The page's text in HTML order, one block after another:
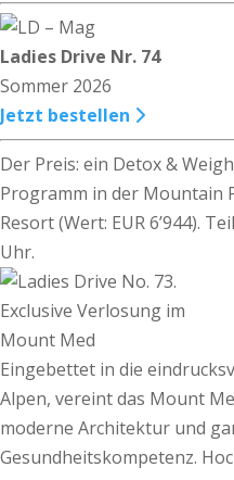
Ladies Drive Nr. 74
Sommer 2026
Jetzt bestellen
Der Preis: ein Detox &
Programm in der Mountain
Resort (Wert: EUR 6’944).
Uhr.
Eingebettet in die
Alpen, vereint das Mount
moderne Architektur und
Gesundheitskompetenz.